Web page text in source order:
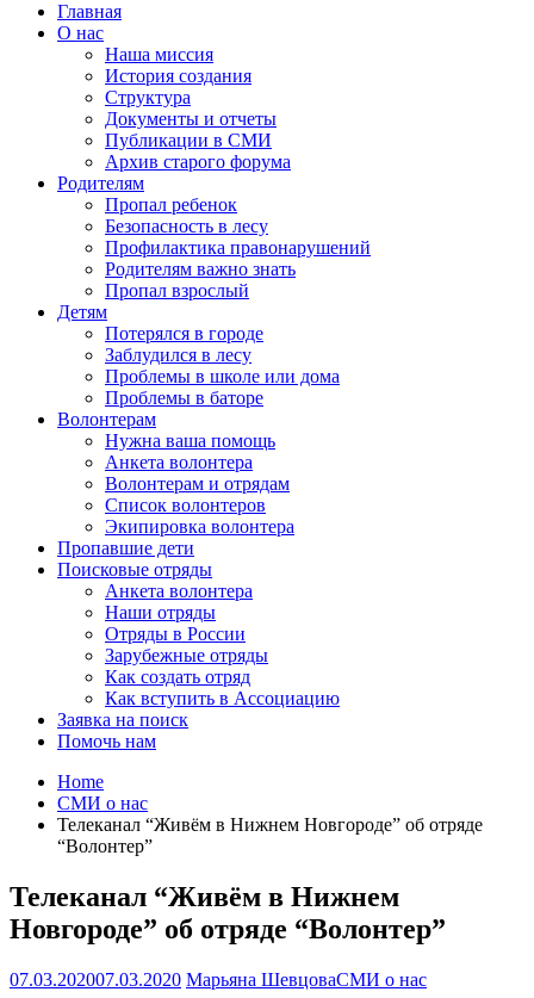
Главная
О нас
Наша миссия
История создания
Структура
Документы и отчеты
Публикации в СМИ
Архив старого форума
Родителям
Пропал ребенок
Безопасность в лесу
Профилактика правонарушений
Родителям важно знать
Пропал взрослый
Детям
Потерялся в городе
Заблудился в лесу
Проблемы в школе или дома
Проблемы в баторе
Волонтерам
Нужна ваша помощь
Анкета волонтера
Волонтерам и отрядам
Список волонтеров
Экипировка волонтера
Пропавшие дети
Поисковые отряды
Анкета волонтера
Наши отряды
Отряды в России
Зарубежные отряды
Как создать отряд
Как вступить в Ассоциацию
Заявка на поиск
Помочь нам
Home
СМИ о нас
Телеканал “Живём в Нижнем Новгороде” об отряде
“Волонтер”
Телеканал “Живём в Нижнем
Новгороде” об отряде “Волонтер”
07.03.202007.03.2020 Марьяна ШевцоваСМИ о нас